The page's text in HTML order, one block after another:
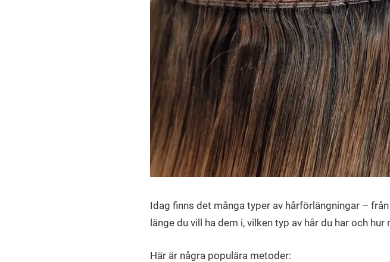
Idag finns det många typer av hårförlängningar –
länge du vill ha dem i, vilken typ av hår du har och
Här är några populära metoder: